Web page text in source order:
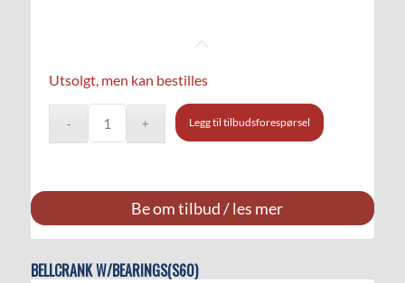
Utsolgt, men kan bestilles
Legg til tilbudsforespørsel
Be om tilbud / les mer
BELLCRANK W/BEARINGS(S60)